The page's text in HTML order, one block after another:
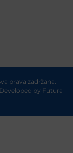
prava zadržana.
by Futura